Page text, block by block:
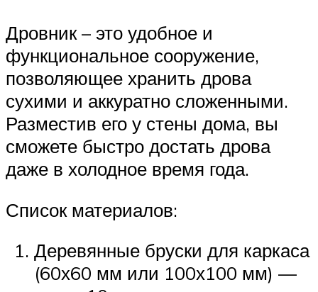
Дровник – это удобное и
функциональное сооружение,
позволяющее хранить дрова
сухими и аккуратно сложенными.
Разместив его у стены дома, вы
сможете быстро достать дрова
даже в холодное время года.
Список материалов:
Деревянные бруски для каркаса
(60х60 мм или 100х100 мм) —